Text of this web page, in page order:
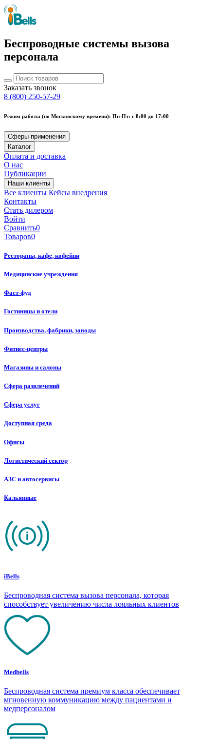
Беспроводные системы вызова
персонала
Заказать звонок
8 (800) 250-57-29
Режим работы (по Московскому времени): Пн-Пт: с 8:00 до 17:00
Сферы применения
Каталог
Оплата и доставка
О нас
Публикации
Наши клиенты
Все клиенты Кейсы внедрения
Контакты
Стать дилером
Войти
Сравнить0
Товаров0
Рестораны, кафе, кофейни
Медицинские учреждения
Фаст-фуд
Гостиницы и отели
Производства, фабрики, заводы
Фитнес-центры
Магазины и салоны
Сфера развлечений
Сфера услуг
Доступная среда
Офисы
Логистический сектор
АЗС и автосервисы
Кальянные
iBells
Беспроводная система вызова персонала, которая
способствует увеличению числа лояльных клиентов
Medbells
Беспроводная система премиум класса обеспечивает
мгновенную коммуникацию между пациентами и
медперсоналом